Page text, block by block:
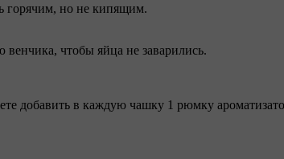
горячим, но не кипящим.
чтобы яйца не заварились.
добавить в каждую чашку 1 рюмку